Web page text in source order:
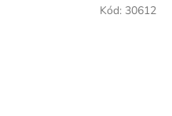
Kód: 30612